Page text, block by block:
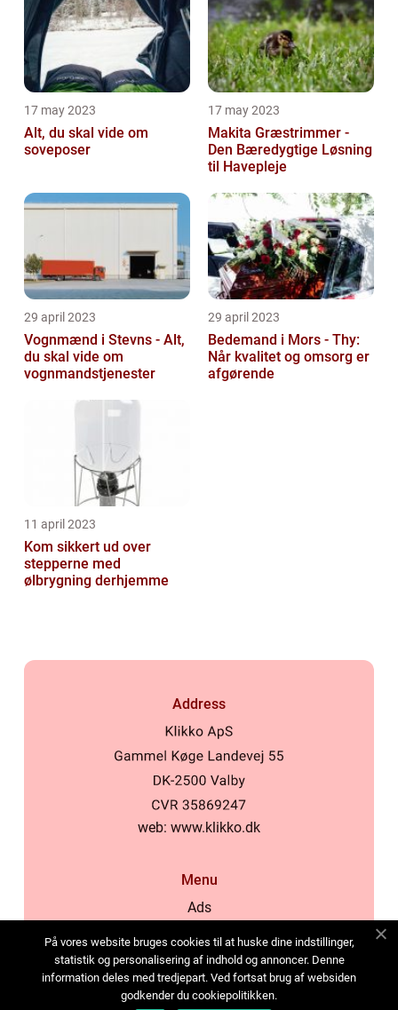
17 may 2023
Alt, du skal vide om
soveposer
17 may 2023
Makita Græstrimmer -
Den Bæredygtige Løsning
til Havepleje
29 april 2023
Vognmænd i Stevns - Alt,
du skal vide om
vognmandstjenester
29 april 2023
Bedemand i Mors - Thy:
Når kvalitet og omsorg er
afgørende
11 april 2023
Kom sikkert ud over
stepperne med
ølbrygning derhjemme
Address
web: www.klikko.dk
Menu
Ads
Cookies
Contact
Sitemap
På vores website bruges cookies til at huske dine indstillinger,
statistik og personalisering af indhold og annoncer. Denne
information deles med tredjepart. Ved fortsat brug af websiden
godkender du cookiepolitikken.